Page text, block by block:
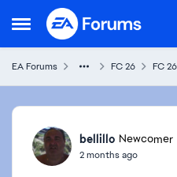
Open Side Menu
Skip to content
EA Forums FC 26 FC
Forum
bellillo Newcomer
2 months ago